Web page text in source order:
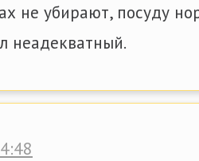
не убирают, посуду
неадекватный.